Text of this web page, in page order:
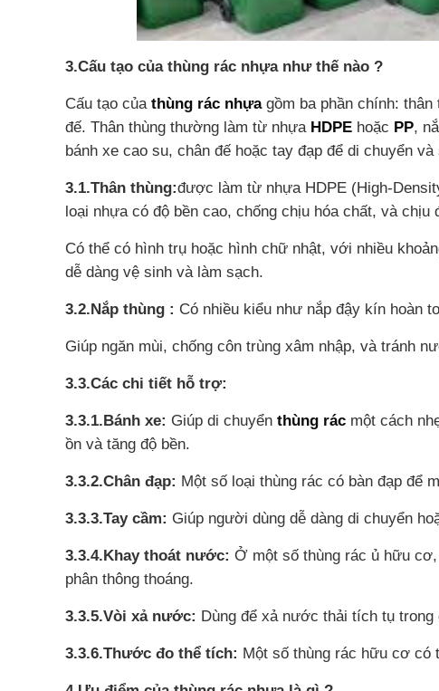
3.Cấu tạo của thùng rác nhựa như thế nào ?
Cấu tạo của thùng rác nhựagồm ba phần chính: thân
đế. Thân thùng thường làm từ nhựa HDPE hoặc PP,
bánh xe cao su, chân đế hoặc tay đạp để di chuyển
3.1.Thân thùng:được làm từ nhựa HDPE (High-
loại nhựa có độ bền cao, chống chịu hóa chất, và
Có thể có hình trụ hoặc hình chữ nhật, với nhiều
dễ dàng vệ sinh và làm sạch.
3.2.Nắp thùng : Có nhiều kiểu như nắp đậy kín hoàn
Giúp ngăn mùi, chống côn trùng xâm nhập, và tránh
3.3.Các chi tiết hỗ trợ:
3.3.1.Bánh xe: Giúp di chuyển thùng rác một cách
ồn và tăng độ bền.
3.3.2.Chân đạp: Một số loại thùng rác có bàn đạp để
3.3.3.Tay cầm: Giúp người dùng dễ dàng di chuyển
3.3.4.Khay thoát nước: Ở một số thùng rác ủ hữu
phân thông thoáng.
3.3.5.Vòi xả nước: Dùng để xả nước thải tích tụ trong
3.3.6.Thước đo thể tích: Một số thùng rác hữu cơ có